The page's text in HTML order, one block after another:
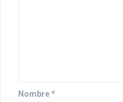
e
Nombre*